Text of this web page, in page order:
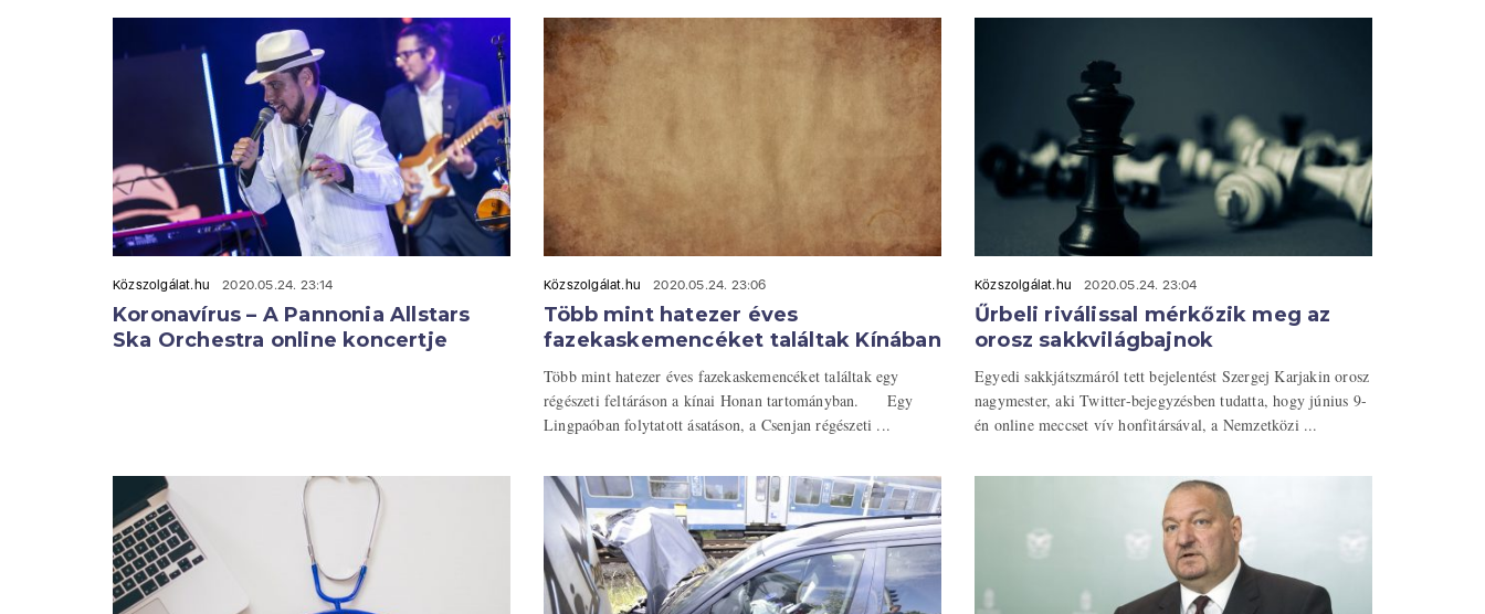
Közszolgálat.hu 2020.05.24. 23:14
Koronavírus – A Pannonia Allstars
Ska Orchestra online koncertje
Közszolgálat.hu 2020.05.24. 23:06
Több mint hatezer éves
fazekaskemencéket találtak Kínában
Több mint hatezer éves fazekaskemencéket találtak egy
régészeti feltáráson a kínai Honan tartományban. Egy
Lingpaóban folytatott ásatáson, a Csenjan régészeti ...
Közszolgálat.hu 2020.05.24. 23:04
Űrbeli riválissal mérkőzik meg az
orosz sakkvilágbajnok
Egyedi sakkjátszmáról tett bejelentést Szergej Karjakin orosz
nagymester, aki Twitter-bejegyzésben tudatta, hogy június 9-
én online meccset vív honfitársával, a Nemzetközi ...